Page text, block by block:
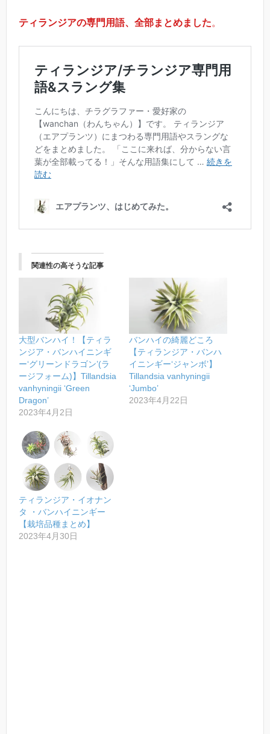
ティランジアの専門用語、全部まとめました。
関連性の高そうな記事
大型バンハイ！【ティラ
ンジア・バンハイニンギ
ー‘グリーンドラゴン’(ラ
ージフォーム)】Tillandsia
vanhyningii ‘Green
Dragon’
2023年4月2日
バンハイの綺麗どころ
【ティランジア・バンハ
イニンギー‘ジャンボ’】
Tillandsia vanhyningii
‘Jumbo’
2023年4月22日
ティランジア・イオナン
タ ・バンハイニンギー
【栽培品種まとめ】
2023年4月30日